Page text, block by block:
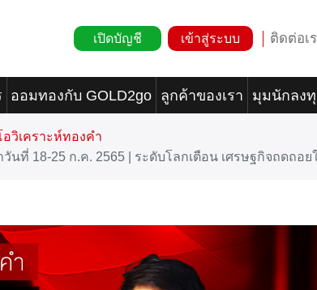
เปิดบัญชี เข้าสู่ระบบ ติดต่อเ
ออมทองกับ GOLD2go ลูกค้าของเรา มุมนักลง
อวิเคราะห์ทองคำ
นที่ 18-25 ก.ค. 2565 | ระดับโลกเตือน เศรษฐกิจถดถ